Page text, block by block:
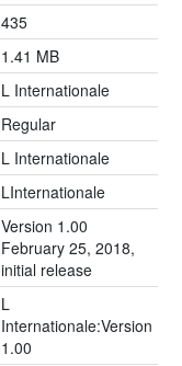
435
1.41 MB
L Internationale
Regular
L Internationale
LInternationale
Version 1.00
February 25, 2018,
initial release
L
Internationale:Version
1.00